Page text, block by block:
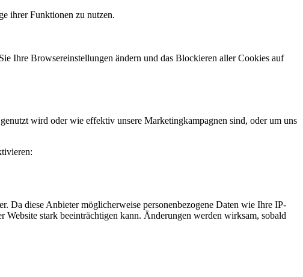
ihrer Funktionen zu nutzen.
Ihre Browsereinstellungen ändern und das Blockieren aller Cookies auf
wird oder wie effektiv unsere Marketingkampagnen sind, oder um uns
Da diese Anbieter möglicherweise personenbezogene Daten wie Ihre IP-
Website stark beeinträchtigen kann. Änderungen werden wirksam, sobald